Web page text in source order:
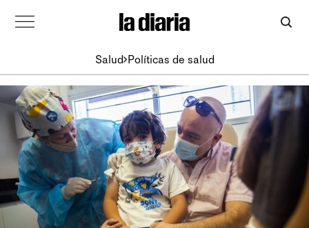
Salud Políticas de salud